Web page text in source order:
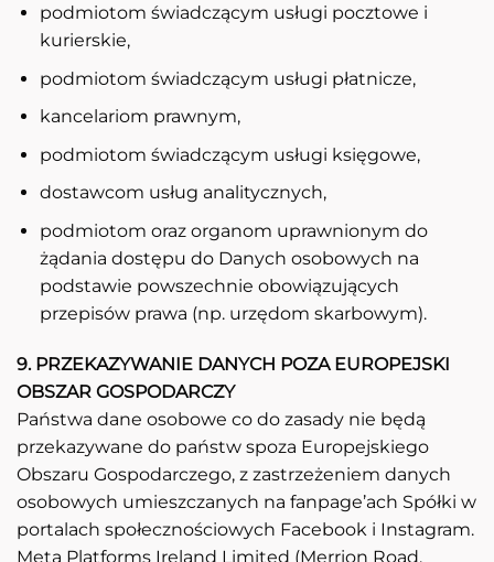
podmiotom świadczącym usługi pocztowe i
kurierskie,
podmiotom świadczącym usługi płatnicze,
kancelariom prawnym,
podmiotom świadczącym usługi księgowe,
dostawcom usług analitycznych,
podmiotom oraz organom uprawnionym do
żądania dostępu do Danych osobowych na
podstawie powszechnie obowiązujących
przepisów prawa (np. urzędom skarbowym).
9. PRZEKAZYWANIE DANYCH POZA EUROPEJSKI
OBSZAR GOSPODARCZY
Państwa dane osobowe co do zasady nie będą
przekazywane do państw spoza Europejskiego
Obszaru Gospodarczego, z zastrzeżeniem danych
osobowych umieszczanych na fanpage’ach Spółki w
portalach społecznościowych Facebook i Instagram.
Meta Platforms Ireland Limited (Merrion Road,